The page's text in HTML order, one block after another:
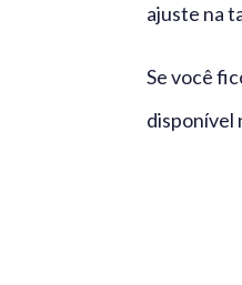
ajuste na
Se você
disponível